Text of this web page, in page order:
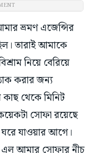
ভ্রমণ এজেন্সির
তারাই আমাকে
নিয়ে বেরিয়ে
করার জন্য
থেকে মিনিট
সোফা রয়েছে
যাওয়ার আগে।
আমার সোফার নীচ
আকারের একটা